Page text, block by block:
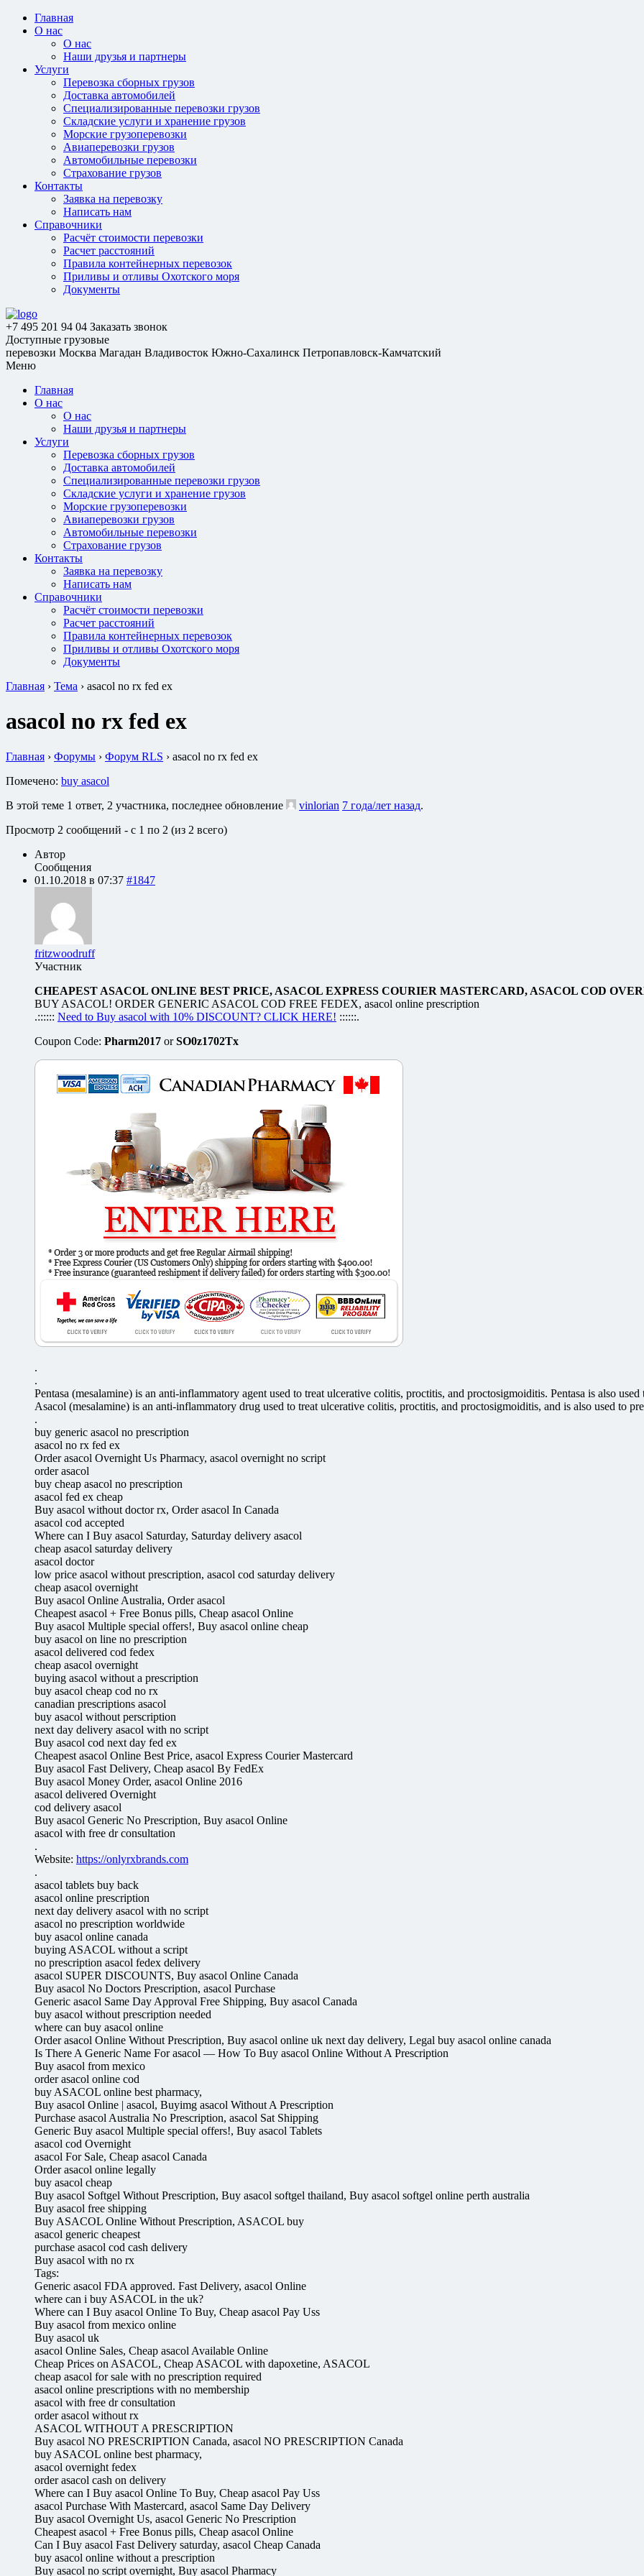
Главная
О нас
О нас
Наши друзья и партнеры
Услуги
Перевозка сборных грузов
Доставка автомобилей
Специализированные перевозки грузов
Складские услуги и хранение грузов
Морские грузоперевозки
Авиаперевозки грузов
Автомобильные перевозки
Страхование грузов
Контакты
Заявка на перевозку
Написать нам
Справочники
Расчёт стоимости перевозки
Расчет расстояний
Правила контейнерных перевозок
Приливы и отливы Охотского моря
Документы
+7 495 201 94 04 Заказать звонок
Доступные грузовые
перевозки Москва Магадан Владивосток Южно-Сахалинск Петропавловск-Камчатский
Меню
Главная
О нас
О нас
Наши друзья и партнеры
Услуги
Перевозка сборных грузов
Доставка автомобилей
Специализированные перевозки грузов
Складские услуги и хранение грузов
Морские грузоперевозки
Авиаперевозки грузов
Автомобильные перевозки
Страхование грузов
Контакты
Заявка на перевозку
Написать нам
Справочники
Расчёт стоимости перевозки
Расчет расстояний
Правила контейнерных перевозок
Приливы и отливы Охотского моря
Документы
Главная › Тема › asacol no rx fed ex
asacol no rx fed ex
Главная › Форумы › Форум RLS › asacol no rx fed ex
Помечено: buy asacol
В этой теме 1 ответ, 2 участника, последнее обновление
vinlorian 7 года/лет назад.
Просмотр 2 сообщений - с 1 по 2 (из 2 всего)
Автор
Сообщения
01.10.2018 в 07:37 #1847
fritzwoodruff
Участник
CHEAPEST ASACOL ONLINE BEST PRICE, ASACOL EXPRESS COURIER MASTERCARD, ASACOL COD
BUY ASACOL! ORDER GENERIC ASACOL COD FREE FEDEX, asacol online prescription
.:::::: Need to Buy asacol with 10% DISCOUNT? CLICK HERE! ::::::.
Coupon Code: Pharm2017 orSO0z1702Tx
.
.
Pentasa (mesalamine) is an anti-inflammatory agent used to treat ulcerative colitis, proctitis, and proctosigmoiditis. Pentasa is also
Asacol (mesalamine) is an anti-inflammatory drug used to treat ulcerative colitis, proctitis, and proctosigmoiditis, and is also used to
.
buy generic asacol no prescription
asacol no rx fed ex
Order asacol Overnight Us Pharmacy, asacol overnight no script
order asacol
buy cheap asacol no prescription
asacol fed ex cheap
Buy asacol without doctor rx, Order asacol In Canada
asacol cod accepted
Where can I Buy asacol Saturday, Saturday delivery asacol
cheap asacol saturday delivery
asacol doctor
low price asacol without prescription, asacol cod saturday delivery
cheap asacol overnight
Buy asacol Online Australia, Order asacol
Cheapest asacol + Free Bonus pills, Cheap asacol Online
Buy asacol Multiple special offers!, Buy asacol online cheap
buy asacol on line no prescription
asacol delivered cod fedex
cheap asacol overnight
buying asacol without a prescription
buy asacol cheap cod no rx
canadian prescriptions asacol
buy asacol without perscription
next day delivery asacol with no script
Buy asacol cod next day fed ex
Cheapest asacol Online Best Price, asacol Express Courier Mastercard
Buy asacol Fast Delivery, Cheap asacol By FedEx
Buy asacol Money Order, asacol Online 2016
asacol delivered Overnight
cod delivery asacol
Buy asacol Generic No Prescription, Buy asacol Online
asacol with free dr consultation
.
Website: https://onlyrxbrands.com
.
asacol tablets buy back
asacol online prescription
next day delivery asacol with no script
asacol no prescription worldwide
buy asacol online canada
buying ASACOL without a script
no prescription asacol fedex delivery
asacol SUPER DISCOUNTS, Buy asacol Online Canada
Buy asacol No Doctors Prescription, asacol Purchase
Generic asacol Same Day Approval Free Shipping, Buy asacol Canada
buy asacol without prescription needed
where can buy asacol online
Order asacol Online Without Prescription, Buy asacol online uk next day delivery, Legal buy asacol online canada
Is There A Generic Name For asacol — How To Buy asacol Online Without A Prescription
Buy asacol from mexico
order asacol online cod
buy ASACOL online best pharmacy,
Buy asacol Online | asacol, Buyimg asacol Without A Prescription
Purchase asacol Australia No Prescription, asacol Sat Shipping
Generic Buy asacol Multiple special offers!, Buy asacol Tablets
asacol cod Overnight
asacol For Sale, Cheap asacol Canada
Order asacol online legally
buy asacol cheap
Buy asacol Softgel Without Prescription, Buy asacol softgel thailand, Buy asacol softgel online perth australia
Buy asacol free shipping
Buy ASACOL Online Without Prescription, ASACOL buy
asacol generic cheapest
purchase asacol cod cash delivery
Buy asacol with no rx
Tags:
Generic asacol FDA approved. Fast Delivery, asacol Online
where can i buy ASACOL in the uk?
Where can I Buy asacol Online To Buy, Cheap asacol Pay Uss
Buy asacol from mexico online
Buy asacol uk
asacol Online Sales, Cheap asacol Available Online
Cheap Prices on ASACOL, Cheap ASACOL with dapoxetine, ASACOL
cheap asacol for sale with no prescription required
asacol online prescriptions with no membership
asacol with free dr consultation
order asacol without rx
ASACOL WITHOUT A PRESCRIPTION
Buy asacol NO PRESCRIPTION Canada, asacol NO PRESCRIPTION Canada
buy ASACOL online best pharmacy,
asacol overnight fedex
order asacol cash on delivery
Where can I Buy asacol Online To Buy, Cheap asacol Pay Uss
asacol Purchase With Mastercard, asacol Same Day Delivery
Buy asacol Overnight Us, asacol Generic No Prescription
Cheapest asacol + Free Bonus pills, Cheap asacol Online
Can I Buy asacol Fast Delivery saturday, asacol Cheap Canada
buy asacol online without a prescription
Buy asacol no script overnight, Buy asacol Pharmacy